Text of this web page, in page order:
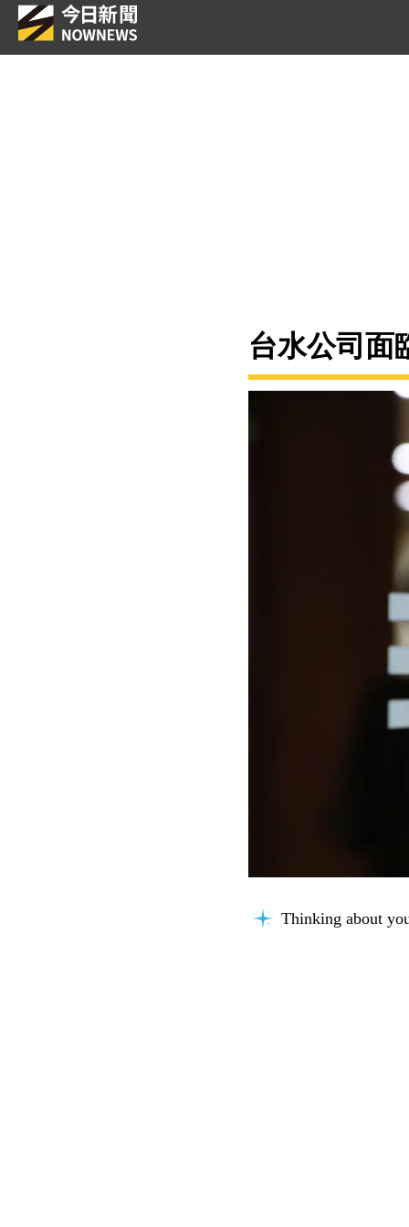
台水公司面
Thinking about